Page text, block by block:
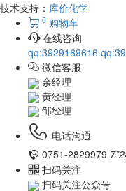
技术支持： 库价化学
0 购物车
在线咨询
qq:3929169616
微信客服
余经理
黄经理
邹经理
电话沟通
0751-2829979
扫码关注
扫码关注公众号